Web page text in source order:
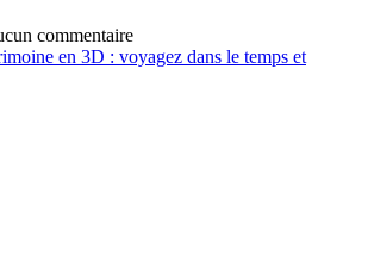
commentaire